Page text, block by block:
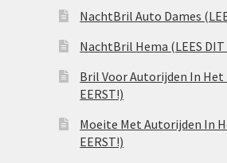
NachtBril Auto Dames
NachtBril Hema (LEES DIT
Bril Voor Autorijden In Het
EERST!)
Moeite Met Autorijden In
EERST!)